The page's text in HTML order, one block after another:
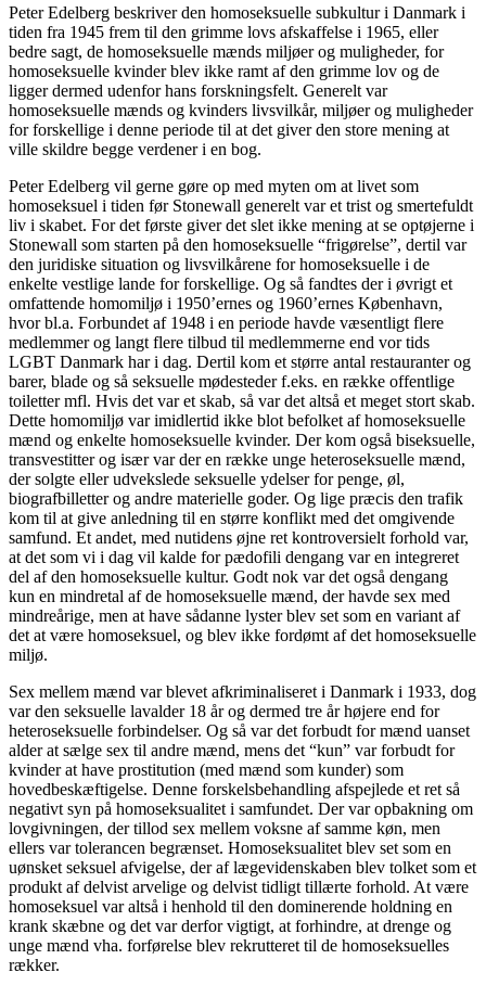
Peter Edelberg beskriver den homoseksuelle subkultur i Danmark i
tiden fra 1945 frem til den grimme lovs afskaffelse i 1965, eller
bedre sagt, de homoseksuelle mænds miljøer og muligheder, for
homoseksuelle kvinder blev ikke ramt af den grimme lov og de
ligger dermed udenfor hans forskningsfelt. Generelt var
homoseksuelle mænds og kvinders livsvilkår, miljøer og muligheder
for forskellige i denne periode til at det giver den store mening at
ville skildre begge verdener i en bog.
Peter Edelberg vil gerne gøre op med myten om at livet som
homoseksuel i tiden før Stonewall generelt var et trist og smertefuldt
liv i skabet. For det første giver det slet ikke mening at se optøjerne i
Stonewall som starten på den homoseksuelle “frigørelse”, dertil var
den juridiske situation og livsvilkårene for homoseksuelle i de
enkelte vestlige lande for forskellige. Og så fandtes der i øvrigt et
omfattende homomiljø i 1950’ernes og 1960’ernes København,
hvor bl.a. Forbundet af 1948 i en periode havde væsentligt flere
medlemmer og langt flere tilbud til medlemmerne end vor tids
LGBT Danmark har i dag. Dertil kom et større antal restauranter og
barer, blade og så seksuelle mødesteder f.eks. en række offentlige
toiletter mfl. Hvis det var et skab, så var det altså et meget stort skab.
Dette homomiljø var imidlertid ikke blot befolket af homoseksuelle
mænd og enkelte homoseksuelle kvinder. Der kom også biseksuelle,
transvestitter og især var der en række unge heteroseksuelle mænd,
der solgte eller udvekslede seksuelle ydelser for penge, øl,
biografbilletter og andre materielle goder. Og lige præcis den trafik
kom til at give anledning til en større konflikt med det omgivende
samfund. Et andet, med nutidens øjne ret kontroversielt forhold var,
at det som vi i dag vil kalde for pædofili dengang var en integreret
del af den homoseksuelle kultur. Godt nok var det også dengang
kun en mindretal af de homoseksuelle mænd, der havde sex med
mindreårige, men at have sådanne lyster blev set som en variant af
det at være homoseksuel, og blev ikke fordømt af det homoseksuelle
miljø.
Sex mellem mænd var blevet afkriminaliseret i Danmark i 1933, dog
var den seksuelle lavalder 18 år og dermed tre år højere end for
heteroseksuelle forbindelser. Og så var det forbudt for mænd uanset
alder at sælge sex til andre mænd, mens det “kun” var forbudt for
kvinder at have prostitution (med mænd som kunder) som
hovedbeskæftigelse. Denne forskelsbehandling afspejlede et ret så
negativt syn på homoseksualitet i samfundet. Der var opbakning om
lovgivningen, der tillod sex mellem voksne af samme køn, men
ellers var tolerancen begrænset. Homoseksualitet blev set som en
uønsket seksuel afvigelse, der af lægevidenskaben blev tolket som et
produkt af delvist arvelige og delvist tidligt tillærte forhold. At være
homoseksuel var altså i henhold til den dominerende holdning en
krank skæbne og det var derfor vigtigt, at forhindre, at drenge og
unge mænd vha. forførelse blev rekrutteret til de homoseksuelles
rækker.